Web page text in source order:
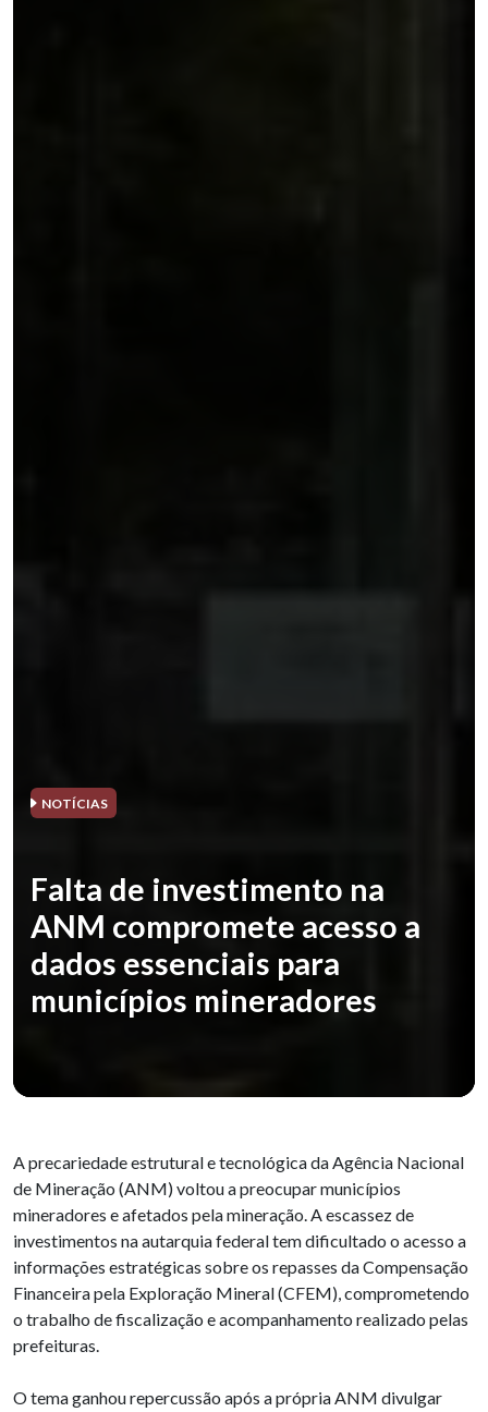
NOTÍCIAS
Falta de investimento na
ANM compromete acesso a
dados essenciais para
municípios mineradores
A precariedade estrutural e tecnológica da Agência Nacional
de Mineração (ANM) voltou a preocupar municípios
mineradores e afetados pela mineração. A escassez de
investimentos na autarquia federal tem dificultado o acesso a
informações estratégicas sobre os repasses da Compensação
Financeira pela Exploração Mineral (CFEM), comprometendo
o trabalho de fiscalização e acompanhamento realizado pelas
prefeituras.
O tema ganhou repercussão após a própria ANM divulgar